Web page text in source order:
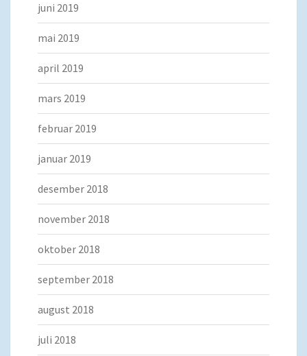
juni 2019
mai 2019
april 2019
mars 2019
februar 2019
januar 2019
desember 2018
november 2018
oktober 2018
september 2018
august 2018
juli 2018